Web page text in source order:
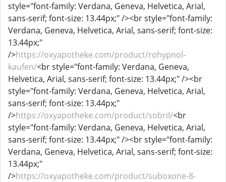
style="font-family: Verdana, Geneva, Helvetica, Arial,
sans-serif; font-size: 13.44px;" /><br style="font-family:
Verdana, Geneva, Helvetica, Arial, sans-serif; font-size:
13.44px;"
/>https://oxyapotheke.com/product/rohypnol-
kaufen/<br style="font-family: Verdana, Geneva,
Helvetica, Arial, sans-serif; font-size: 13.44px;" /><br
style="font-family: Verdana, Geneva, Helvetica, Arial,
sans-serif; font-size: 13.44px;"
/>https://oxyapotheke.com/product/sobril/<br
style="font-family: Verdana, Geneva, Helvetica, Arial,
sans-serif; font-size: 13.44px;" /><br style="font-family:
Verdana, Geneva, Helvetica, Arial, sans-serif; font-size:
13.44px;"
/>https://oxyapotheke.com/product/suboxone-8-